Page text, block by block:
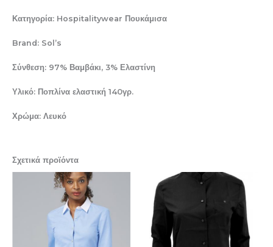
Κατηγορία: Hospitalitywear Πουκάμισα
Brand: Sol’s
Σύνθεση: 97% Βαμβάκι, 3% Ελαστίνη
Υλικό: Ποπλίνα ελαστική 140γρ.
Χρώμα: Λευκό
Σχετικά προϊόντα